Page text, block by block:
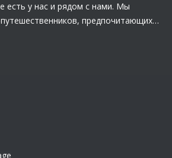
есть у нас и рядом с нами. Мы
предпочитающих